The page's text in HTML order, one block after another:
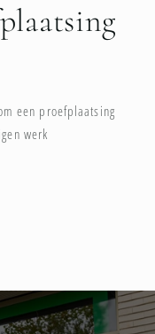
een proefplaatsing
werk